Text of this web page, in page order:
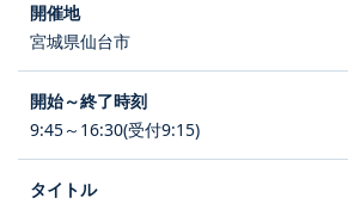
宮城県仙台市
9:45～16:30(受付9:15)